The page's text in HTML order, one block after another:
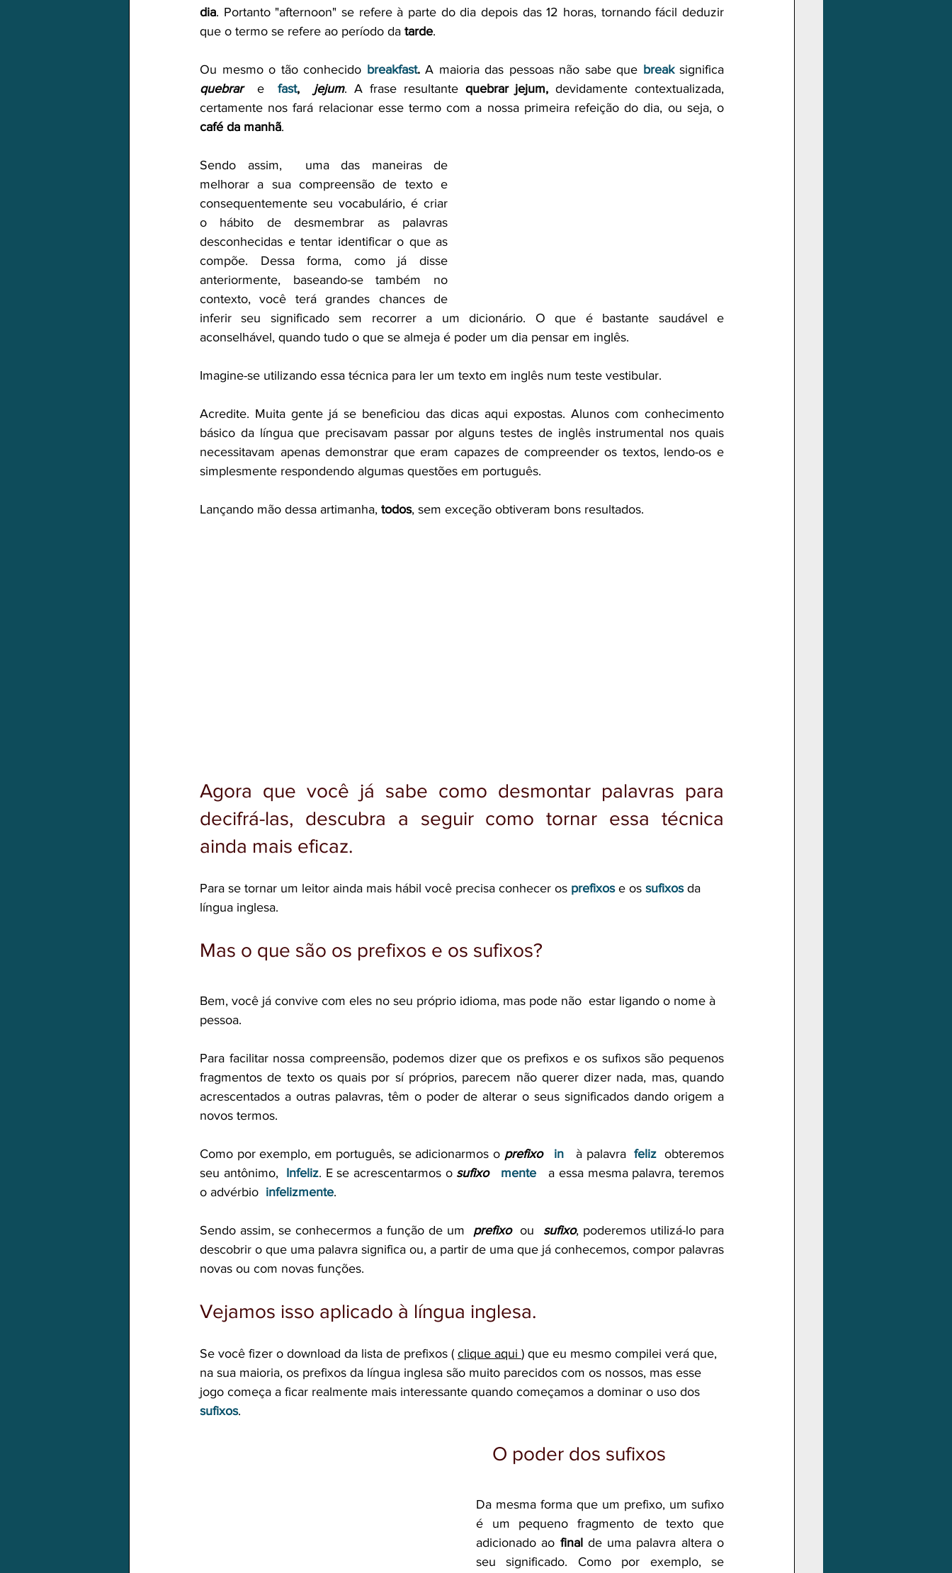
dia. Portanto "afternoon" se refere à parte do dia depois das 12 horas, tornando fácil deduzir
que o termo se refere ao período da tarde.
Ou mesmo o tão conhecido breakfast. A maioria das pessoas não sabe que break
quebrar
  e
fast, jejum. A frase resultante quebrar jejum, devidamente contextualizada,
café da manhã.
Sendo assim,  uma das maneiras de
melhorar a sua compreensão de texto e
consequentemente seu vocabulário, é criar
o hábito de desmembrar as palavras
desconhecidas e tentar identificar o que as
compõe. Dessa forma, como já disse
anteriormente, baseando-se também no
contexto, você terá grandes chances de
inferir seu significado sem recorrer a um dicionário. O que é bastante saudável e
aconselhável, quando tudo o que se almeja é poder um dia pensar em inglês.
Imagine-se utilizando essa técnica para ler um texto em inglês num teste vestibular.
Acredite. Muita gente já se beneficiou das dicas aqui expostas. Alunos com conhecimento
básico da língua que precisavam passar por alguns testes de inglês instrumental nos quais
necessitavam apenas demonstrar que eram capazes de compreender os textos, lendo-os e
simplesmente respondendo algumas questões em português.
Lançando mão dessa artimanha, todos, sem exceção obtiveram bons resultados.
Agora que você já sabe como desmontar palavras para
decifrá-las, descubra a seguir como tornar essa técnica
ainda mais eficaz.
Para se tornar um leitor ainda mais hábil você precisa conhecer os prefixos e os sufixos da
língua inglesa.
Mas o que são os prefixos e os sufixos?
Bem, você já convive com eles no seu próprio idioma, mas pode não  estar ligando o nome à
pessoa.
Para facilitar nossa compreensão, podemos dizer que os prefixos e os sufixos são pequenos
fragmentos de texto os quais por sí próprios, parecem não querer dizer nada, mas, quando
acrescentados a outras palavras, têm o poder de alterar o seus significados dando origem a
novos termos.
Como por exemplo, em português, se adicionarmos o prefixo in à palavra feliz obteremos
seu antônimo,
Infeliz. E se acrescentarmos o sufixo mente
   a essa mesma palavra, teremos
o advérbio infelizmente.
Sendo assim, se conhecermos a função de um prefixo ou sufixo, poderemos utilizá-lo para
descobrir o que uma palavra significa ou, a partir de uma que já conhecemos, compor palavras
novas ou com novas funções.
Vejamos isso aplicado à língua inglesa.
Se você fizer o download da lista de prefixos ( clique aqui ) que eu mesmo compilei verá que,
na sua maioria, os prefixos da língua inglesa são muito parecidos com os nossos, mas esse
jogo começa a ficar realmente mais interessante quando começamos a dominar o uso dos
sufixos.
                                                           O poder dos sufixos
Da mesma forma que um prefixo, um sufixo
é um pequeno fragmento de texto que
adicionado ao final de uma palavra altera o
seu significado. Como por exemplo, se